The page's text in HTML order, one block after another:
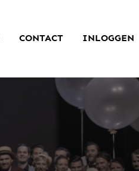
CONTACT INLOGGEN